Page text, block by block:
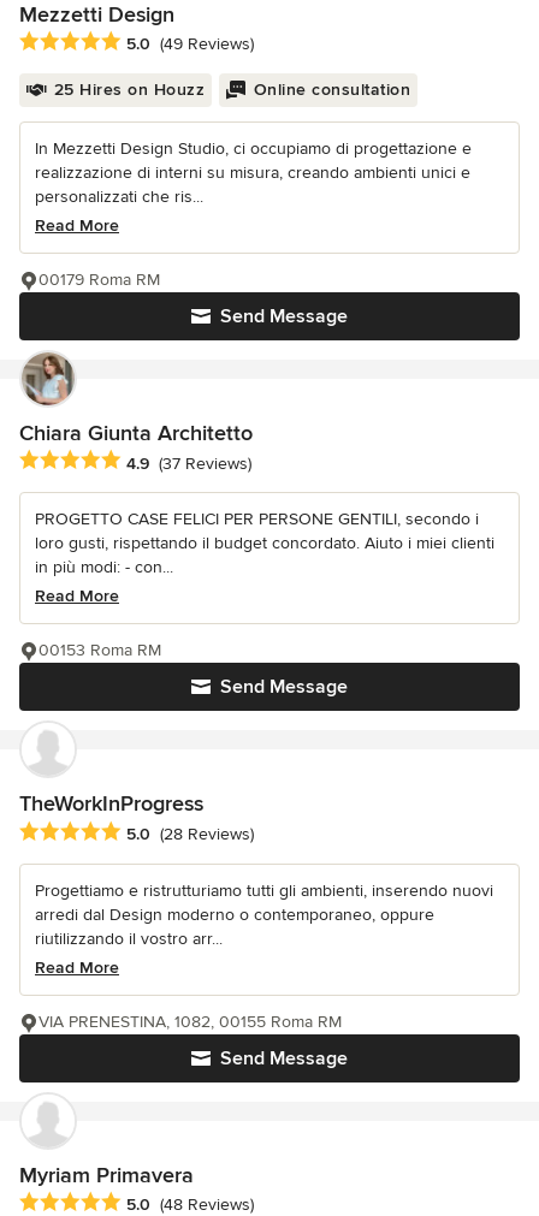
Mezzetti Design
Average rating: 5 out of 5 stars
5.0 (49 Reviews)
25 Hires on Houzz Online consultation
In Mezzetti Design Studio, ci occupiamo di progettazione e
realizzazione di interni su misura, creando ambienti unici e
personalizzati che ris...
Read More
Send Message
00179 Roma RM
Chiara Giunta Architetto
Average rating: 4.9 out of 5 stars
4.9 (37 Reviews)
PROGETTO CASE FELICI PER PERSONE GENTILI, secondo i
loro gusti, rispettando il budget concordato. Aiuto i miei clienti
in più modi: - con...
Read More
Send Message
00153 Roma RM
TheWorkInProgress
Average rating: 5 out of 5 stars
5.0 (28 Reviews)
Progettiamo e ristrutturiamo tutti gli ambienti, inserendo nuovi
arredi dal Design moderno o contemporaneo, oppure
riutilizzando il vostro arr...
Read More
Send Message
VIA PRENESTINA, 1082, 00155 Roma RM
Myriam Primavera
Average rating: 5 out of 5 stars
5.0 (48 Reviews)